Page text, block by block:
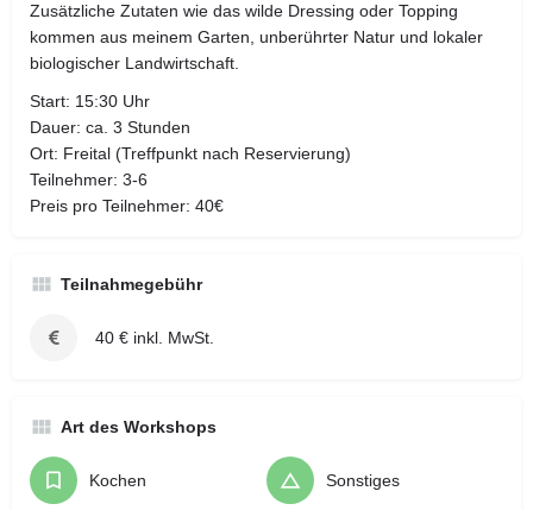
Zusätzliche Zutaten wie das wilde Dressing oder Topping
kommen aus meinem Garten, unberührter Natur und lokaler
biologischer Landwirtschaft.
Start: 15:30 Uhr
Dauer: ca. 3 Stunden
Ort: Freital (Treffpunkt nach Reservierung)
Teilnehmer: 3-6
Preis pro Teilnehmer: 40€
Teilnahmegebühr
40 € inkl. MwSt.
Art des Workshops
Kochen Sonstiges